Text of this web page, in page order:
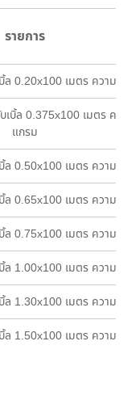
รายการ
0.20x100 เมตร ความหนา
บิ้ล 0.375x100 เมตร ความ
แกรม
0.50x100 เมตร ความหนา
0.65x100 เมตร ความหนา
0.75x100 เมตร ความหนา
1.00x100 เมตร ความหนา
1.30x100 เมตร ความหนา
1.50x100 เมตร ความหนา